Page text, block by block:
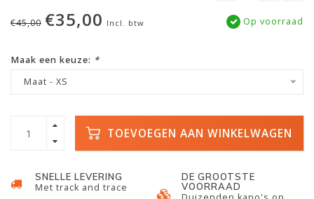
€45,00 €35,00 Incl. btw Op voorraad
Maak een keuze: *
Maat - XS
TOEVOEGEN AAN WINKELWAGEN
SNELLE LEVERING
Met track and trace
DE GROOTSTE
VOORRAAD